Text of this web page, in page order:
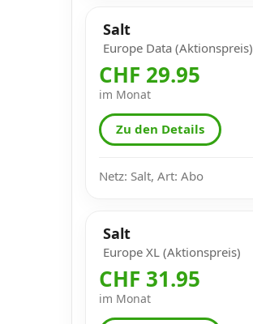
Salt
Europe Data (Aktionspreis)
CHF 29.95
im Monat
Zu den Details
Netz: Salt, Art: Abo
Salt
Europe XL (Aktionspreis)
CHF 31.95
im Monat